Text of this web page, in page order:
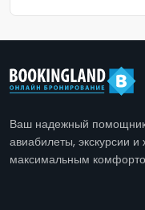
Ваш надежный
авиабилеты, экскурсии
максимальным